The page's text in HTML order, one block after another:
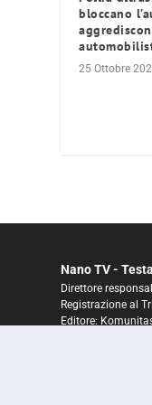
bloccano
25 Ottobre
Nano TV -
Direttore
Registrazione al
Editore: